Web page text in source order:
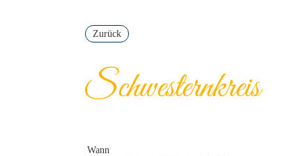
Zurück
Schwesternkreis
Wann